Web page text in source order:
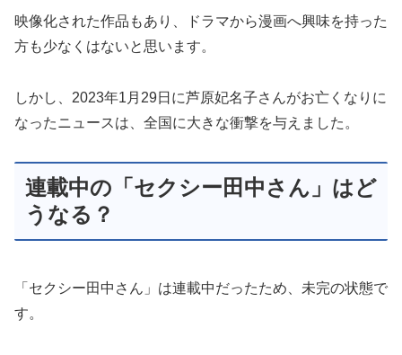
映像化された作品もあり、ドラマから漫画へ興味を持った
方も少なくはないと思います。
しかし、2023年1月29日に芦原妃名子さんがお亡くなりに
なったニュースは、全国に大きな衝撃を与えました。
連載中の「セクシー田中さん」はど
うなる？
「セクシー田中さん」は連載中だったため、未完の状態で
す。